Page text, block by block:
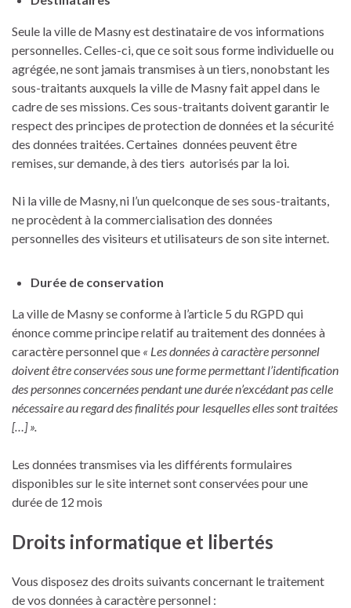
Seule la ville de Masny est destinataire de vos informations
personnelles. Celles-ci, que ce soit sous forme individuelle ou
agrégée, ne sont jamais transmises à un tiers, nonobstant les
sous-traitants auxquels la ville de Masny fait appel dans le
cadre de ses missions. Ces sous-traitants doivent garantir le
respect des principes de protection de données et la sécurité
des données traitées. Certaines données peuvent être
remises, sur demande, à des tiers autorisés par la loi.
Ni la ville de Masny, ni l’un quelconque de ses sous-traitants,
ne procèdent à la commercialisation des données
personnelles des visiteurs et utilisateurs de son site internet.
Durée de conservation
La ville de Masny se conforme à l’article 5 du RGPD qui
énonce comme principe relatif au traitement des données à
caractère personnel que « Les données à caractère personnel
doivent être conservées sous une forme permettant l’identification
des personnes concernées pendant une durée n’excédant pas celle
nécessaire au regard des finalités pour lesquelles elles sont traitées
[…] ».
Les données transmises via les différents formulaires
disponibles sur le site internet sont conservées pour une
durée de 12 mois
Droits informatique et libertés
Vous disposez des droits suivants concernant le traitement
de vos données à caractère personnel :